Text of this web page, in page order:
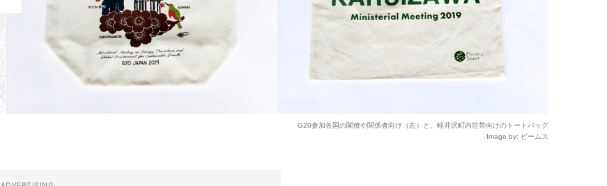
G20参加各国の閣僚や関係者向け（左）と、軽井沢町内世帯向けのトートバッグ
Image by: ビームス